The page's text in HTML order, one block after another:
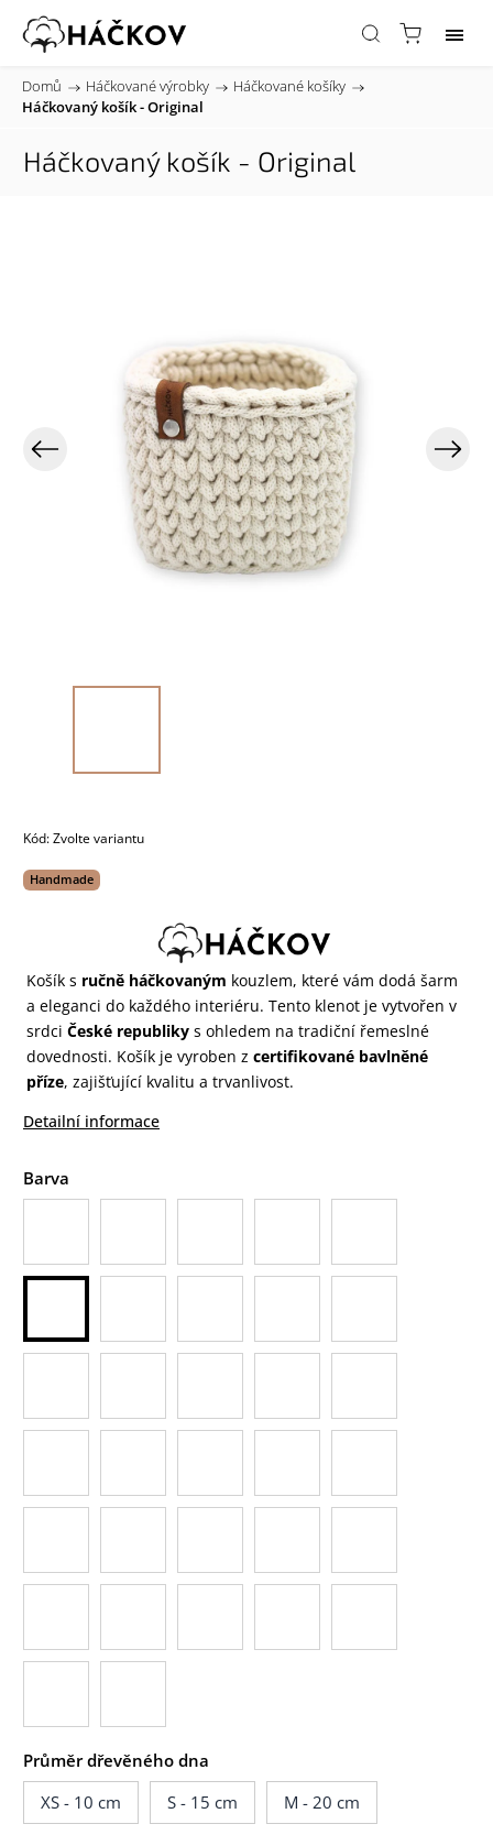
Domů / Háčkované výrobky / Háčkované košíky /
Háčkovaný košík - Original
Háčkovaný košík - Original
Kód:Zvolte variantu
Handmade
Košík s ručně háčkovaným kouzlem, které vám dodá šarm
a eleganci do každého interiéru. Tento klenot je vytvořen v
srdci České republiky s ohledem na tradiční řemeslné
dovednosti. Košík je vyroben z certifikované bavlněné
příze, zajišťující kvalitu a trvanlivost.
Detailní informace
Barva
Průměr dřevěného dna
XS - 10 cm
S - 15 cm M - 20 cm